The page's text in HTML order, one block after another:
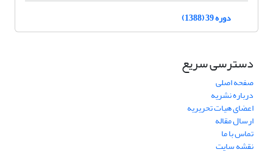
دوره 39 (1388)
دسترسی سریع
صفحه اصلی
درباره نشریه
اعضای هیات تحریریه
ارسال مقاله
تماس با ما
نقشه سایت